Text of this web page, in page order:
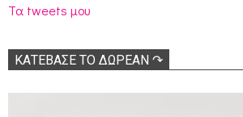
Τα tweets μου
ΚΑΤΕΒΑΣΕ ΤΟ ΔΩΡΕΑΝ ↷